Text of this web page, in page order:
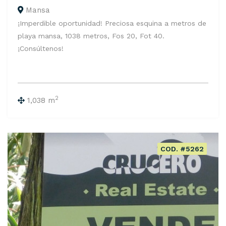
Mansa
¡Imperdible oportunidad! Preciosa esquina a metros de
playa mansa, 1038 metros, Fos 20, Fot 40.
¡Consúltenos!
1,038 m2
COD. #5262